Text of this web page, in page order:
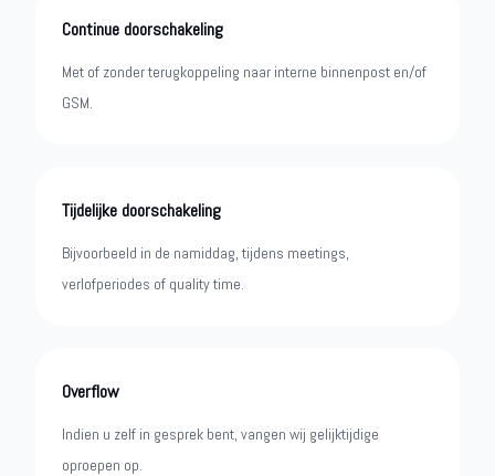
Continue doorschakeling
Met of zonder terugkoppeling naar interne binnenpost en/of
GSM.
Tijdelijke doorschakeling
Bijvoorbeeld in de namiddag, tijdens meetings,
verlofperiodes of quality time.
Overflow
Indien u zelf in gesprek bent, vangen wij gelijktijdige
oproepen op.